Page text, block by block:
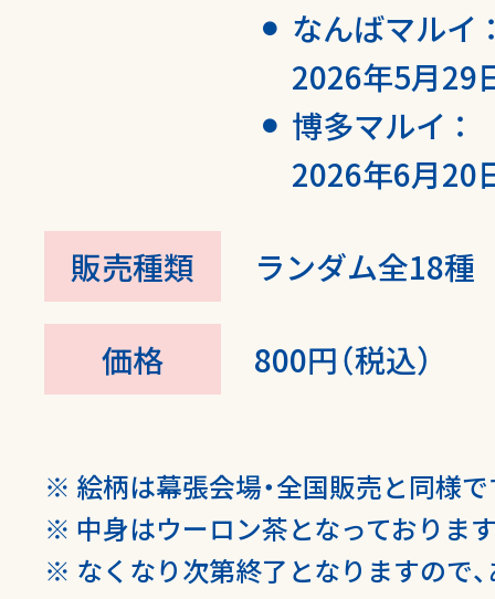
なんばマルイ
2026年5月29
博多マルイ ：
2026年6月20
販売種類 ランダム全18種
価格 800円（税込）
絵柄は幕張会場・全国販売と同様で
中身はウーロン茶となっておりま
なくなり次第終了となりますので